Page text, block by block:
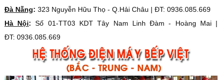
Đà Nẵng: 323 Nguyễn Hữu Thọ - Q.Hải Châu | ĐT: 0936.085.669
Hà Nội: Số 01-TT03 KDT Tây Nam Linh Đàm - Hoàng Mai |
ĐT: 0936.085.669